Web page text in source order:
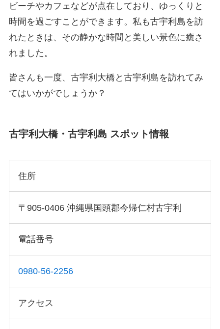
ビーチやカフェなどが点在しており、ゆっくりと
時間を過ごすことができます。私も古宇利島を訪
れたときは、その静かな時間と美しい景色に癒さ
れました。
皆さんも一度、古宇利大橋と古宇利島を訪れてみ
てはいかがでしょうか？
古宇利大橋・古宇利島 スポット情報
住所
〒905-0406 沖縄県国頭郡今帰仁村古宇利
電話番号
0980-56-2256
アクセス